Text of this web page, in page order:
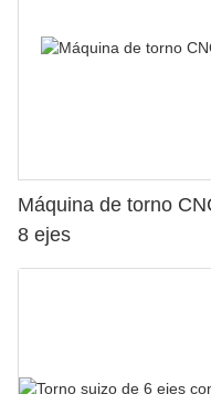
Máquina de torno
8 ejes